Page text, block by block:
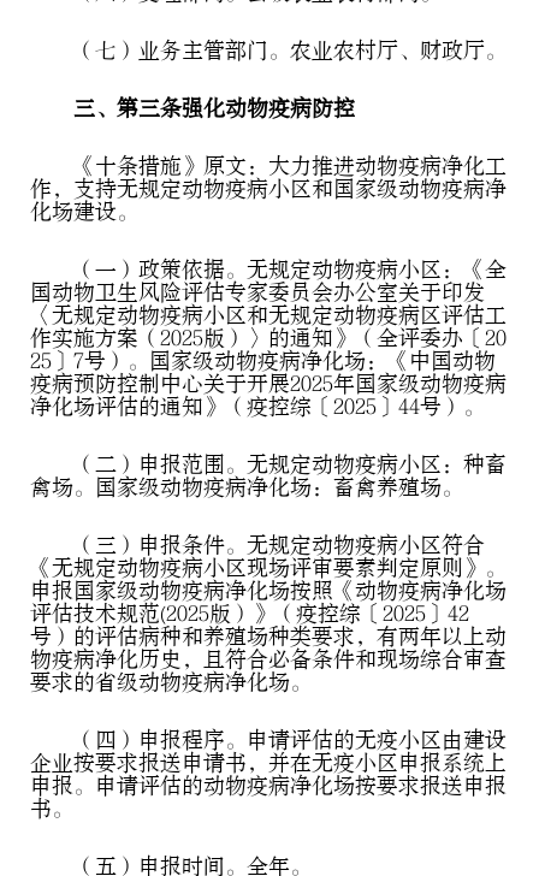
（七）业务主管部门。农业农村厅、财政厅。
三、第三条强化动物疫病防控
《十条措施》原文：大力推进动物疫病净化工
作，支持无规定动物疫病小区和国家级动物疫病净
化场建设。
（一）政策依据。无规定动物疫病小区：《全
国动物卫生风险评估专家委员会办公室关于印发
〈无规定动物疫病小区和无规定动物疫病区评估工
作实施方案（2025版）〉的通知》（全评委办〔20
25〕7号）。国家级动物疫病净化场：《中国动物
疫病预防控制中心关于开展2025年国家级动物疫病
净化场评估的通知》（疫控综〔2025〕44号）。
（二）申报范围。无规定动物疫病小区：种畜
禽场。国家级动物疫病净化场：畜禽养殖场。
（三）申报条件。无规定动物疫病小区符合
《无规定动物疫病小区现场评审要素判定原则》。
申报国家级动物疫病净化场按照《动物疫病净化场
评估技术规范(2025版）》（疫控综〔2025〕42
号）的评估病种和养殖场种类要求，有两年以上动
物疫病净化历史，且符合必备条件和现场综合审查
要求的省级动物疫病净化场。
（四）申报程序。申请评估的无疫小区由建设
企业按要求报送申请书，并在无疫小区申报系统上
申报。申请评估的动物疫病净化场按要求报送申报
书。
（五）申报时间。全年。